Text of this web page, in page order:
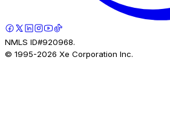
NMLS ID#920968.
© 1995-2026 Xe Corporation Inc.